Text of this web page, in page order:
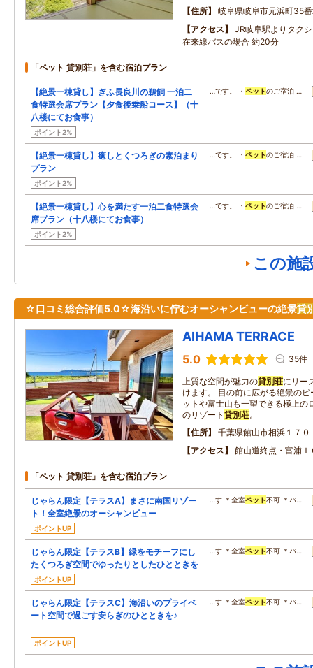
住所
岐阜県岐阜市元浜町35
アクセス
JR岐阜駅よりタク
在来線バスの場合 約20分
「ペット 貸別荘」を含む宿泊プラン
【絶景一棟貸し】ぎふ長良川の鵜飼 一泊二
食特選会席プラン【夕食後乗船コース】（十
八楼にてお食事）
ポイント2%
…です。 ・ ペットのご宿泊 …
【絶景一棟貸し】癒しとくつろぎの素泊まり
プラン
ポイント2%
…です。 ・ ペットのご宿泊 …
【絶景一棟貸し】心を満たす一泊二食特選会
席プラン（十八楼にてお食事）
ポイント2%
…です。 ・ ペットのご宿泊 …
この施
☆口コミ総合評価5.0☆海沿いに佇むオーシャンビューの絶景貸
AIHAMA TERRACE
5.0 35件
上質な空間が魅力の貸別荘にリー
けます。 目の前に広がる絶景の
ットや富士山も一望できる極上の
のリゾート 貸別荘。
住所
千葉県館山市相浜１７０
アクセス
館山道終点・富浦
「ペット 貸別荘」を含む宿泊プラン
じゃらん限定【テラスA】まさに南国リゾー
ト！全室絶景のオーシャンビュー
ポイントUP
…す ＊全室ペット不可 ＊バ…
じゃらん限定【テラスB】緑をモチーフにし
たくつろぎ空間でゆったりとしたひとときを
ポイントUP
…す ＊全室ペット不可 ＊バ…
じゃらん限定【テラスC】海沿いのプライベ
ート空間で過ごす安らぎのひとときを♪
ポイントUP
…す ＊全室ペット不可 ＊バ…